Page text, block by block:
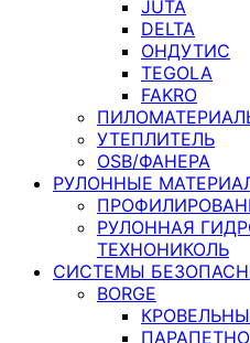
JUTA
DELTA
ОНДУТИС
TEGOLA
FAKRO
УТЕПЛИТЕЛЬ
OSB/ФАНЕРА
РУЛОННЫЕ
РУЛОННАЯ
ТЕХНОНИКОЛЬ
СИСТЕМЫ
BORGE